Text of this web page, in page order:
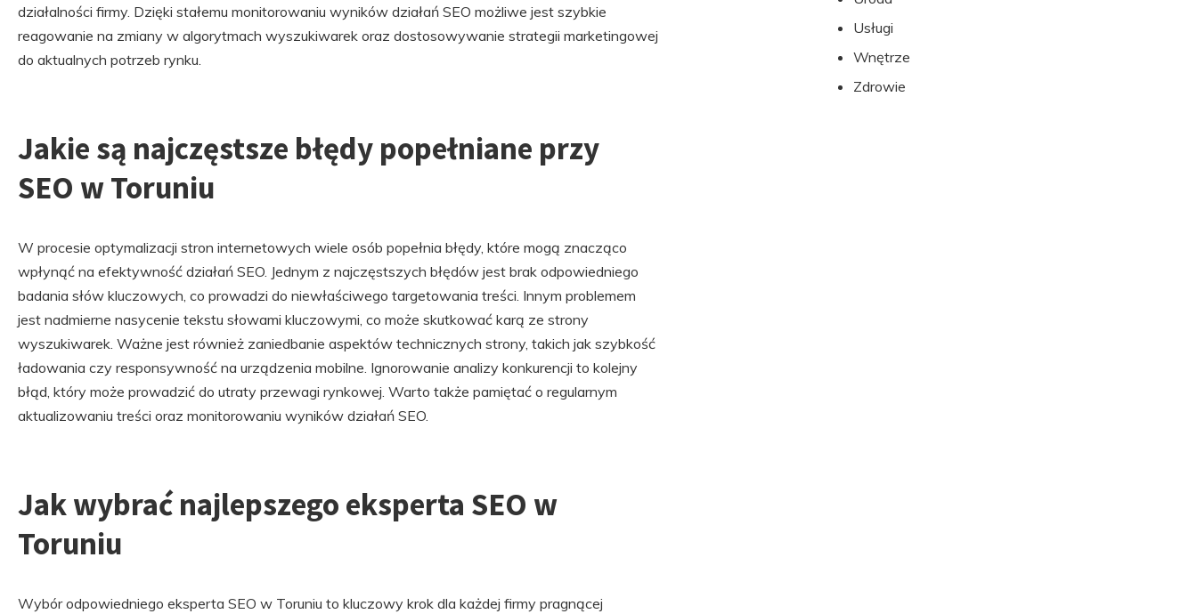
działalności firmy. Dzięki stałemu monitorowaniu wyników działań SEO możliwe jest szybkie
reagowanie na zmiany w algorytmach wyszukiwarek oraz dostosowywanie strategii marketingowej
do aktualnych potrzeb rynku.
Jakie są najczęstsze błędy popełniane przy
SEO w Toruniu
W procesie optymalizacji stron internetowych wiele osób popełnia błędy, które mogą znacząco
wpłynąć na efektywność działań SEO. Jednym z najczęstszych błędów jest brak odpowiedniego
badania słów kluczowych, co prowadzi do niewłaściwego targetowania treści. Innym problemem
jest nadmierne nasycenie tekstu słowami kluczowymi, co może skutkować karą ze strony
wyszukiwarek. Ważne jest również zaniedbanie aspektów technicznych strony, takich jak szybkość
ładowania czy responsywność na urządzenia mobilne. Ignorowanie analizy konkurencji to kolejny
błąd, który może prowadzić do utraty przewagi rynkowej. Warto także pamiętać o regularnym
aktualizowaniu treści oraz monitorowaniu wyników działań SEO.
Jak wybrać najlepszego eksperta SEO w
Toruniu
Wybór odpowiedniego eksperta SEO w Toruniu to kluczowy krok dla każdej firmy pragnącej
Usługi
Wnętrze
Zdrowie